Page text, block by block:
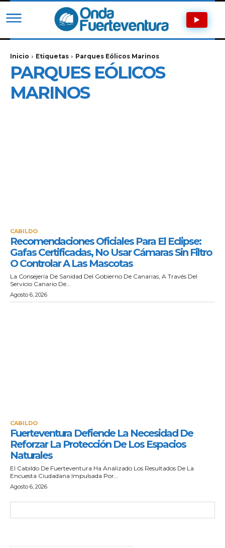
Inicio Etiquetas Parques Eólicos Marinos
PARQUES EÓLICOS
MARINOS
CABILDO
Recomendaciones Oficiales Para El Eclipse:
Gafas Certificadas, No Usar Cámaras Sin Filtro
O Controlar A Las Mascotas
La Consejería De Sanidad Del Gobierno De Canarias, A Través Del
Servicio Canario De...
Agosto 6, 2026
CABILDO
Fuerteventura Defiende La Necesidad De
Reforzar La Protección De Los Espacios
Naturales
El Cabildo De Fuerteventura Ha Analizado Los Resultados De La
Encuesta Ciudadana Impulsada Por...
Agosto 6, 2026